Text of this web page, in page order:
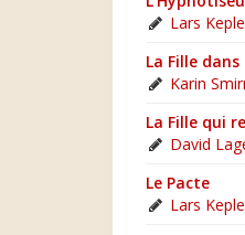
Lars
La Fille
Karin
La Fille qui
David
Le Pacte
Lars